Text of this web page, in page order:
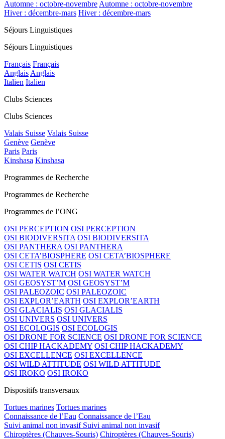
Automne : octobre-novembre Automne : octobre-novembre
Hiver : décembre-mars Hiver : décembre-mars
Séjours Linguistiques
Séjours Linguistiques
Français Français
Anglais Anglais
Italien Italien
Clubs Sciences
Clubs Sciences
Valais Suisse Valais Suisse
Genève Genève
Paris Paris
Kinshasa Kinshasa
Programmes de Recherche
Programmes de Recherche
Programmes de l’ONG
OSI PERCEPTION OSI PERCEPTION
OSI BIODIVERSITA OSI BIODIVERSITA
OSI PANTHERA OSI PANTHERA
OSI CETA’BIOSPHERE OSI CETA’BIOSPHERE
OSI CETIS OSI CETIS
OSI WATER WATCH OSI WATER WATCH
OSI GEOSYST’M OSI GEOSYST’M
OSI PALEOZOIC OSI PALEOZOIC
OSI EXPLOR’EARTH OSI EXPLOR’EARTH
OSI GLACIALIS OSI GLACIALIS
OSI UNIVERS OSI UNIVERS
OSI ECOLOGIS OSI ECOLOGIS
OSI DRONE FOR SCIENCE OSI DRONE FOR SCIENCE
OSI CHIP HACKADEMY OSI CHIP HACKADEMY
OSI EXCELLENCE OSI EXCELLENCE
OSI WILD ATTITUDE OSI WILD ATTITUDE
OSI IROKO OSI IROKO
Dispositifs transversaux
Tortues marines Tortues marines
Connaissance de l’Eau Connaissance de l’Eau
Suivi animal non invasif Suivi animal non invasif
Chiroptères (Chauves-Souris) Chiroptères (Chauves-Souris)